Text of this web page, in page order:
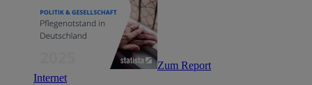
Zum Report
Internet